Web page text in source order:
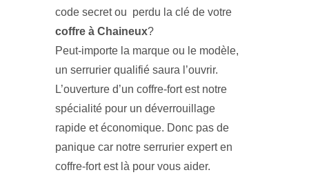
code secret ou perdu la clé de votre
coffre à Chaineux?
Peut-importe la marque ou le modèle,
un serrurier qualifié saura l’ouvrir.
L’ouverture d’un coffre-fort est notre
spécialité pour un déverrouillage
rapide et économique. Donc pas de
panique car notre serrurier expert en
coffre-fort est là pour vous aider.